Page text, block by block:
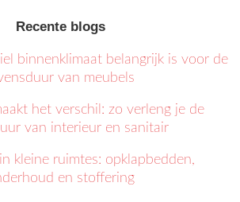
Recente blogs
binnenklimaat belangrijk is voor de
van meubels
het verschil: zo verleng je de
van interieur en sanitair
kleine ruimtes: opklapbedden,
en stoffering